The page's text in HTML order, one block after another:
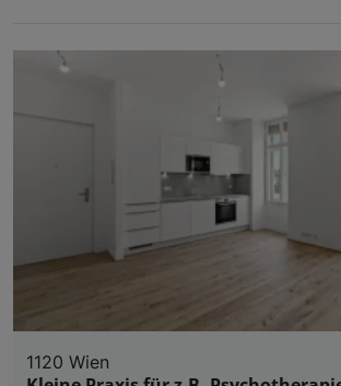
1120 Wien